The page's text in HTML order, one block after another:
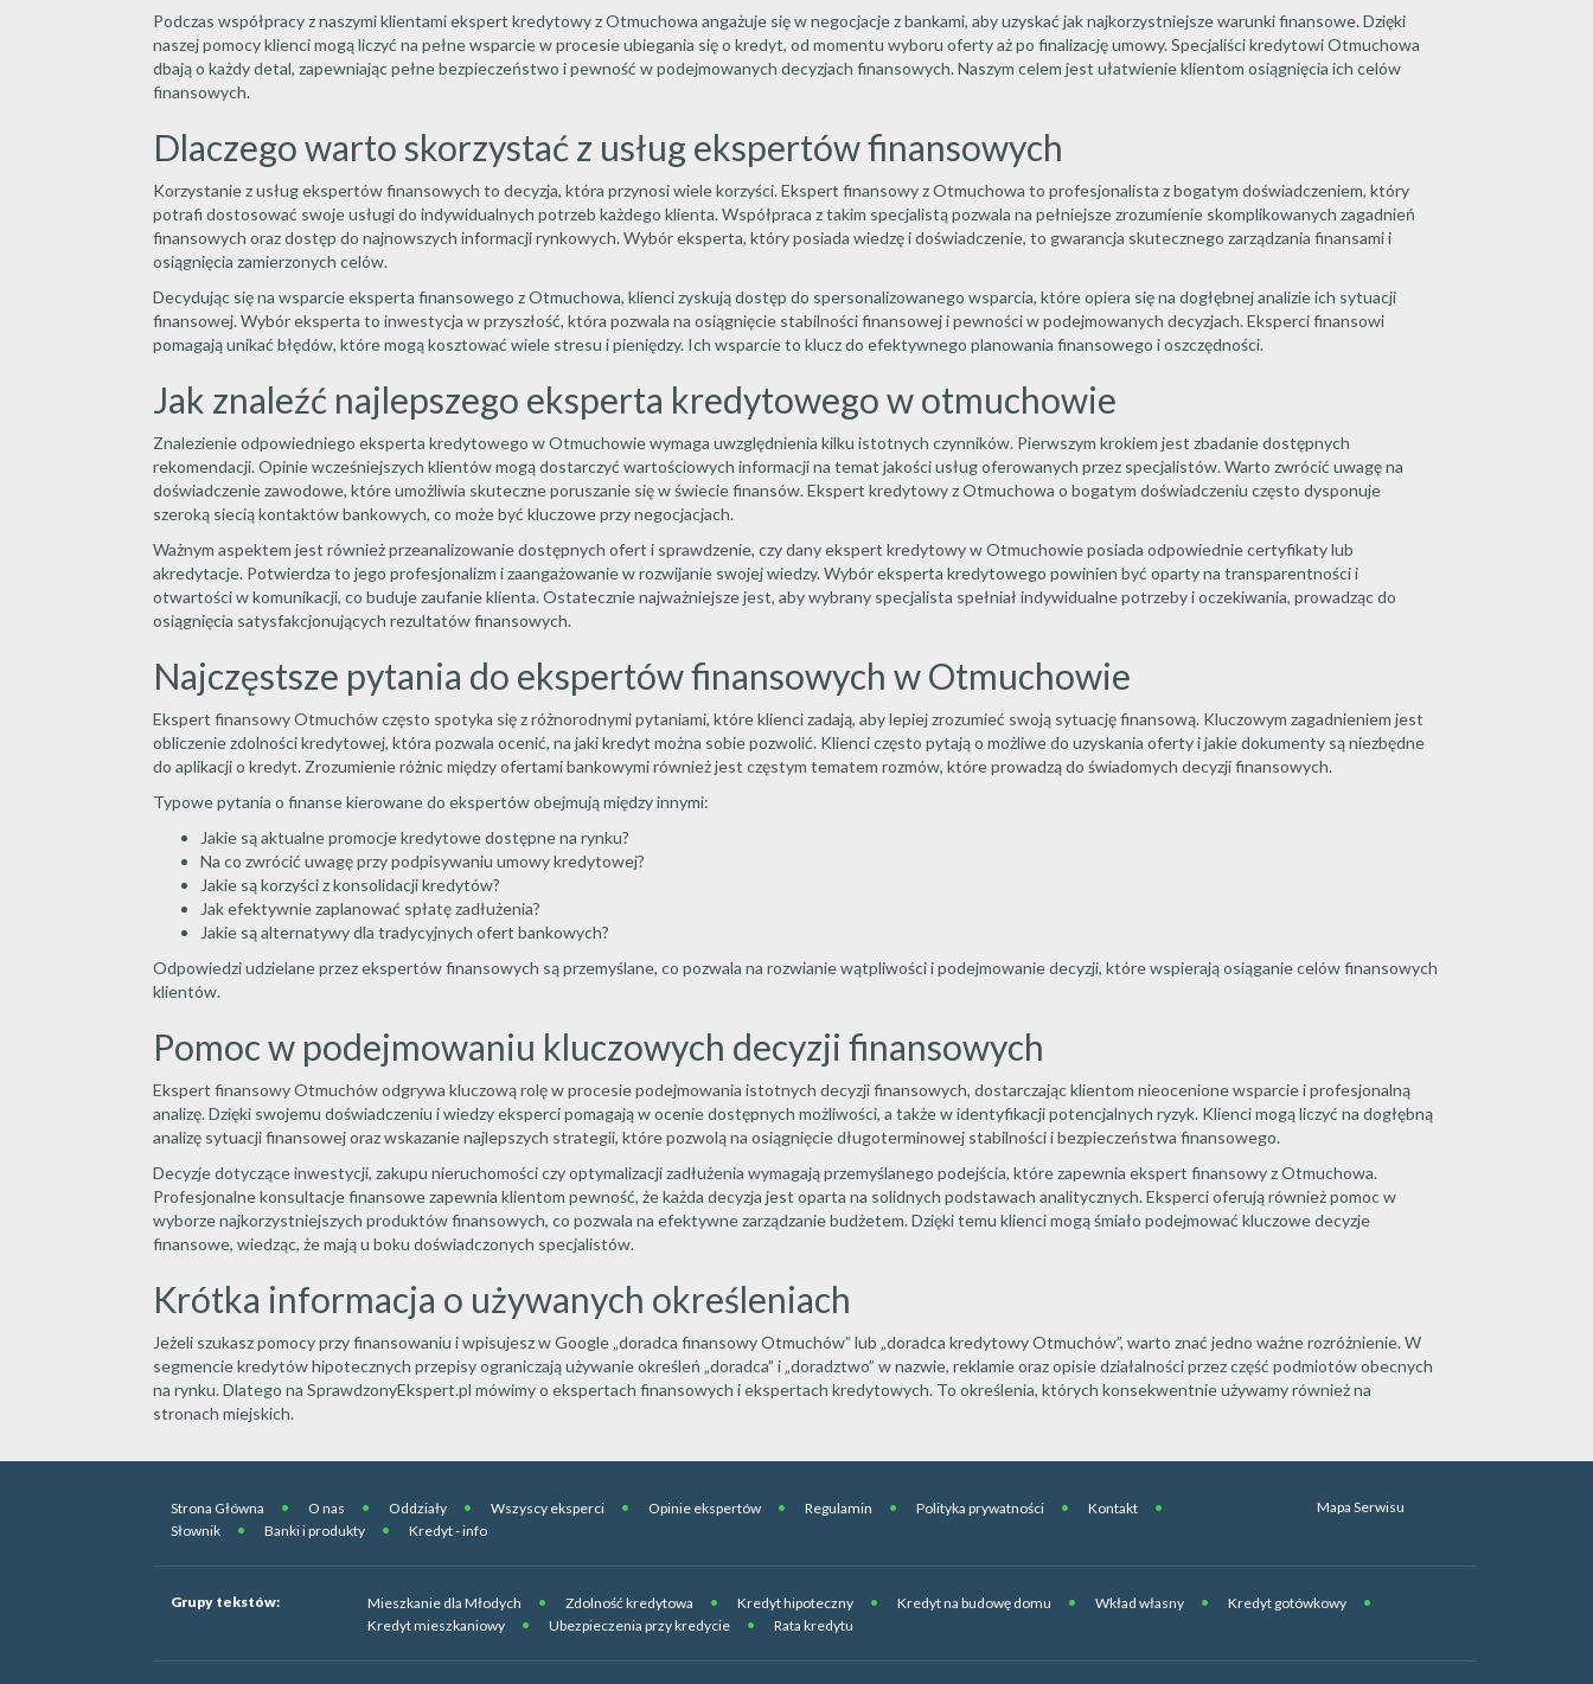
Podczas współpracy z naszymi klientami ekspert kredytowy z Otmuchowa angażuje się w negocjacje z bankami, aby uzyskać jak najkorzystniejsze warunki finansowe. Dzięki
naszej pomocy klienci mogą liczyć na pełne wsparcie w procesie ubiegania się o kredyt, od momentu wyboru oferty aż po finalizację umowy. Specjaliści kredytowi Otmuchowa
dbają o każdy detal, zapewniając pełne bezpieczeństwo i pewność w podejmowanych decyzjach finansowych. Naszym celem jest ułatwienie klientom osiągnięcia ich celów
finansowych.
Dlaczego warto skorzystać z usług ekspertów finansowych
Korzystanie z usług ekspertów finansowych to decyzja, która przynosi wiele korzyści. Ekspert finansowy z Otmuchowa to profesjonalista z bogatym doświadczeniem, który
potrafi dostosować swoje usługi do indywidualnych potrzeb każdego klienta. Współpraca z takim specjalistą pozwala na pełniejsze zrozumienie skomplikowanych zagadnień
finansowych oraz dostęp do najnowszych informacji rynkowych. Wybór eksperta, który posiada wiedzę i doświadczenie, to gwarancja skutecznego zarządzania finansami i
osiągnięcia zamierzonych celów.
Decydując się na wsparcie eksperta finansowego z Otmuchowa, klienci zyskują dostęp do spersonalizowanego wsparcia, które opiera się na dogłębnej analizie ich sytuacji
finansowej. Wybór eksperta to inwestycja w przyszłość, która pozwala na osiągnięcie stabilności finansowej i pewności w podejmowanych decyzjach. Eksperci finansowi
pomagają unikać błędów, które mogą kosztować wiele stresu i pieniędzy. Ich wsparcie to klucz do efektywnego planowania finansowego i oszczędności.
Jak znaleźć najlepszego eksperta kredytowego w otmuchowie
Znalezienie odpowiedniego eksperta kredytowego w Otmuchowie wymaga uwzględnienia kilku istotnych czynników. Pierwszym krokiem jest zbadanie dostępnych
rekomendacji. Opinie wcześniejszych klientów mogą dostarczyć wartościowych informacji na temat jakości usług oferowanych przez specjalistów. Warto zwrócić uwagę na
doświadczenie zawodowe, które umożliwia skuteczne poruszanie się w świecie finansów. Ekspert kredytowy z Otmuchowa o bogatym doświadczeniu często dysponuje
szeroką siecią kontaktów bankowych, co może być kluczowe przy negocjacjach.
Ważnym aspektem jest również przeanalizowanie dostępnych ofert i sprawdzenie, czy dany ekspert kredytowy w Otmuchowie posiada odpowiednie certyfikaty lub
akredytacje. Potwierdza to jego profesjonalizm i zaangażowanie w rozwijanie swojej wiedzy. Wybór eksperta kredytowego powinien być oparty na transparentności i
otwartości w komunikacji, co buduje zaufanie klienta. Ostatecznie najważniejsze jest, aby wybrany specjalista spełniał indywidualne potrzeby i oczekiwania, prowadząc do
osiągnięcia satysfakcjonujących rezultatów finansowych.
Najczęstsze pytania do ekspertów finansowych w Otmuchowie
Ekspert finansowy Otmuchów często spotyka się z różnorodnymi pytaniami, które klienci zadają, aby lepiej zrozumieć swoją sytuację finansową. Kluczowym zagadnieniem jest
obliczenie zdolności kredytowej, która pozwala ocenić, na jaki kredyt można sobie pozwolić. Klienci często pytają o możliwe do uzyskania oferty i jakie dokumenty są niezbędne
do aplikacji o kredyt. Zrozumienie różnic między ofertami bankowymi również jest częstym tematem rozmów, które prowadzą do świadomych decyzji finansowych.
Typowe pytania o finanse kierowane do ekspertów obejmują między innymi:
Jakie są aktualne promocje kredytowe dostępne na rynku?
Na co zwrócić uwagę przy podpisywaniu umowy kredytowej?
Jakie są korzyści z konsolidacji kredytów?
Jak efektywnie zaplanować spłatę zadłużenia?
Jakie są alternatywy dla tradycyjnych ofert bankowych?
Odpowiedzi udzielane przez ekspertów finansowych są przemyślane, co pozwala na rozwianie wątpliwości i podejmowanie decyzji, które wspierają osiąganie celów finansowych
klientów.
Pomoc w podejmowaniu kluczowych decyzji finansowych
Ekspert finansowy Otmuchów odgrywa kluczową rolę w procesie podejmowania istotnych decyzji finansowych, dostarczając klientom nieocenione wsparcie i profesjonalną
analizę. Dzięki swojemu doświadczeniu i wiedzy eksperci pomagają w ocenie dostępnych możliwości, a także w identyfikacji potencjalnych ryzyk. Klienci mogą liczyć na dogłębną
analizę sytuacji finansowej oraz wskazanie najlepszych strategii, które pozwolą na osiągnięcie długoterminowej stabilności i bezpieczeństwa finansowego.
Decyzje dotyczące inwestycji, zakupu nieruchomości czy optymalizacji zadłużenia wymagają przemyślanego podejścia, które zapewnia ekspert finansowy z Otmuchowa.
Profesjonalne konsultacje finansowe zapewnia klientom pewność, że każda decyzja jest oparta na solidnych podstawach analitycznych. Eksperci oferują również pomoc w
wyborze najkorzystniejszych produktów finansowych, co pozwala na efektywne zarządzanie budżetem. Dzięki temu klienci mogą śmiało podejmować kluczowe decyzje
finansowe, wiedząc, że mają u boku doświadczonych specjalistów.
Krótka informacja o używanych określeniach
Jeżeli szukasz pomocy przy finansowaniu i wpisujesz w Google „doradca finansowy Otmuchów” lub „doradca kredytowy Otmuchów”, warto znać jedno ważne rozróżnienie. W
segmencie kredytów hipotecznych przepisy ograniczają używanie określeń „doradca” i „doradztwo” w nazwie, reklamie oraz opisie działalności przez część podmiotów obecnych
na rynku. Dlatego na SprawdzonyEkspert.pl mówimy o ekspertach finansowych i ekspertach kredytowych. To określenia, których konsekwentnie używamy również na
stronach miejskich.
Strona Główna O nas Oddziały Wszyscy eksperci Opinie ekspertów Regulamin Polityka prywatności
Kontakt
Słownik
Banki i produkty Kredyt - info
Mapa Serwisu
Grupy tekstów: Mieszkanie dla Młodych Zdolność kredytowa Kredyt hipoteczny Kredyt na budowę domu Wkład własny
Kredyt gotówkowy
Kredyt mieszkaniowy
Ubezpieczenia przy kredycie Rata kredytu